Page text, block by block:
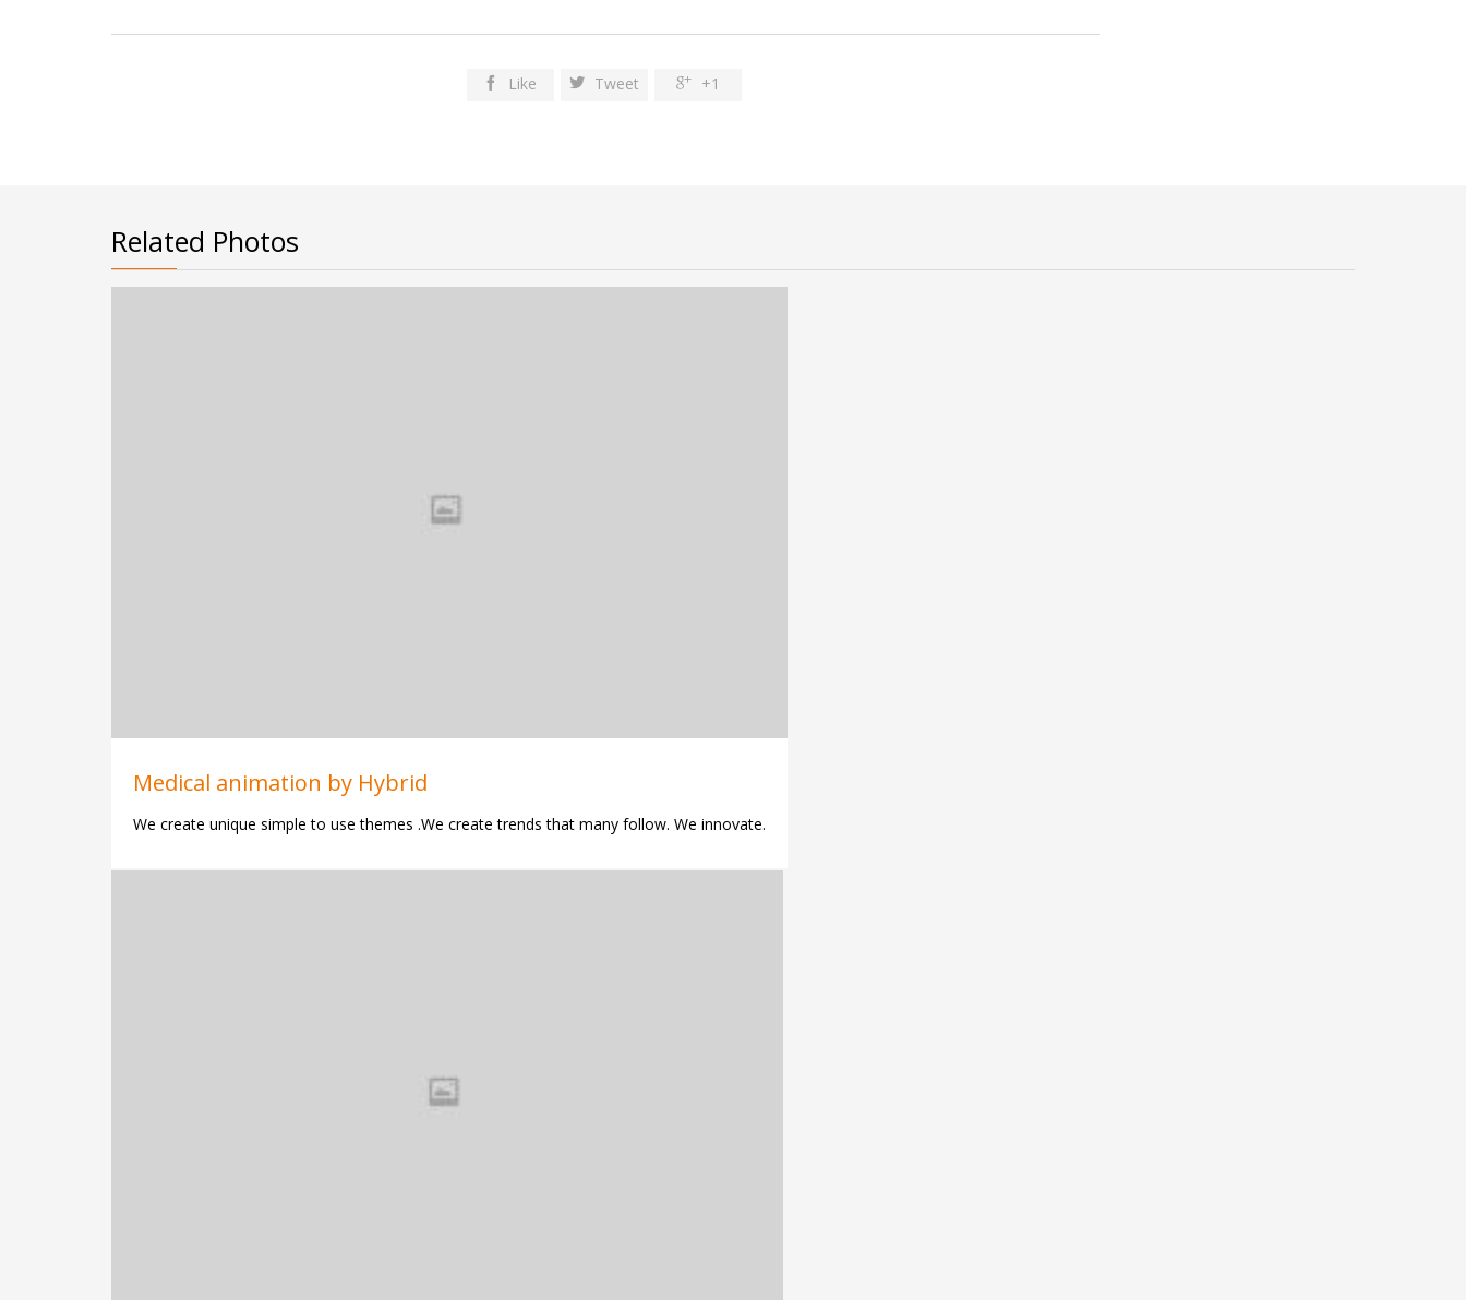
 Like  Tweet  +1
Related Photos
Medical animation by Hybrid
We create unique simple to use themes .We create trends that many follow. We innovate.